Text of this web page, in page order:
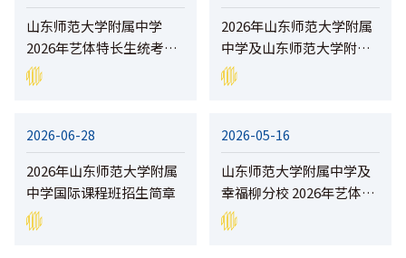
山东师范大学附属中学
2026年艺体特长生统考专
业测试合格名单公示 （美
术和田径项目）
2026年山东师范大学附属
中学及山东师范大学附属
中学幸福柳分校招生简章
2026-06-28
2026年山东师范大学附属
中学国际课程班招生简章
2026-05-16
山东师范大学附属中学及
幸福柳分校 2026年艺体特
长生招生简章